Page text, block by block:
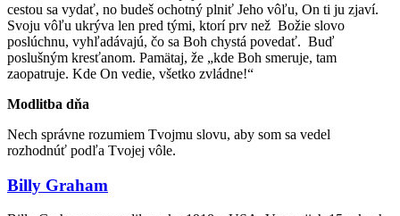
cestou sa vydať, no budeš ochotný plniť Jeho vôľu, On ti ju zjaví.
Svoju vôľu ukrýva len pred tými, ktorí prv než Božie slovo
poslúchnu, vyhľadávajú, čo sa Boh chystá povedať. Buď
poslušným kresťanom. Pamätaj, že „kde Boh smeruje, tam
zaopatruje. Kde On vedie, všetko zvládne!“
Modlitba dňa
Nech správne rozumiem Tvojmu slovu, aby som sa vedel
rozhodnúť podľa Tvojej vôle.
Billy Graham